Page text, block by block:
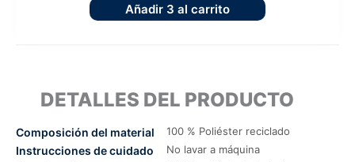
Añadir 3 al carrito
DETALLES DEL PRODUCTO
Composición del material 100 % Poliéster reciclado
Instrucciones de cuidado No lavar a máquina